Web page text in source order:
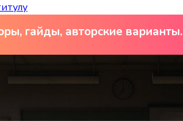
гайды, авторские варианты.